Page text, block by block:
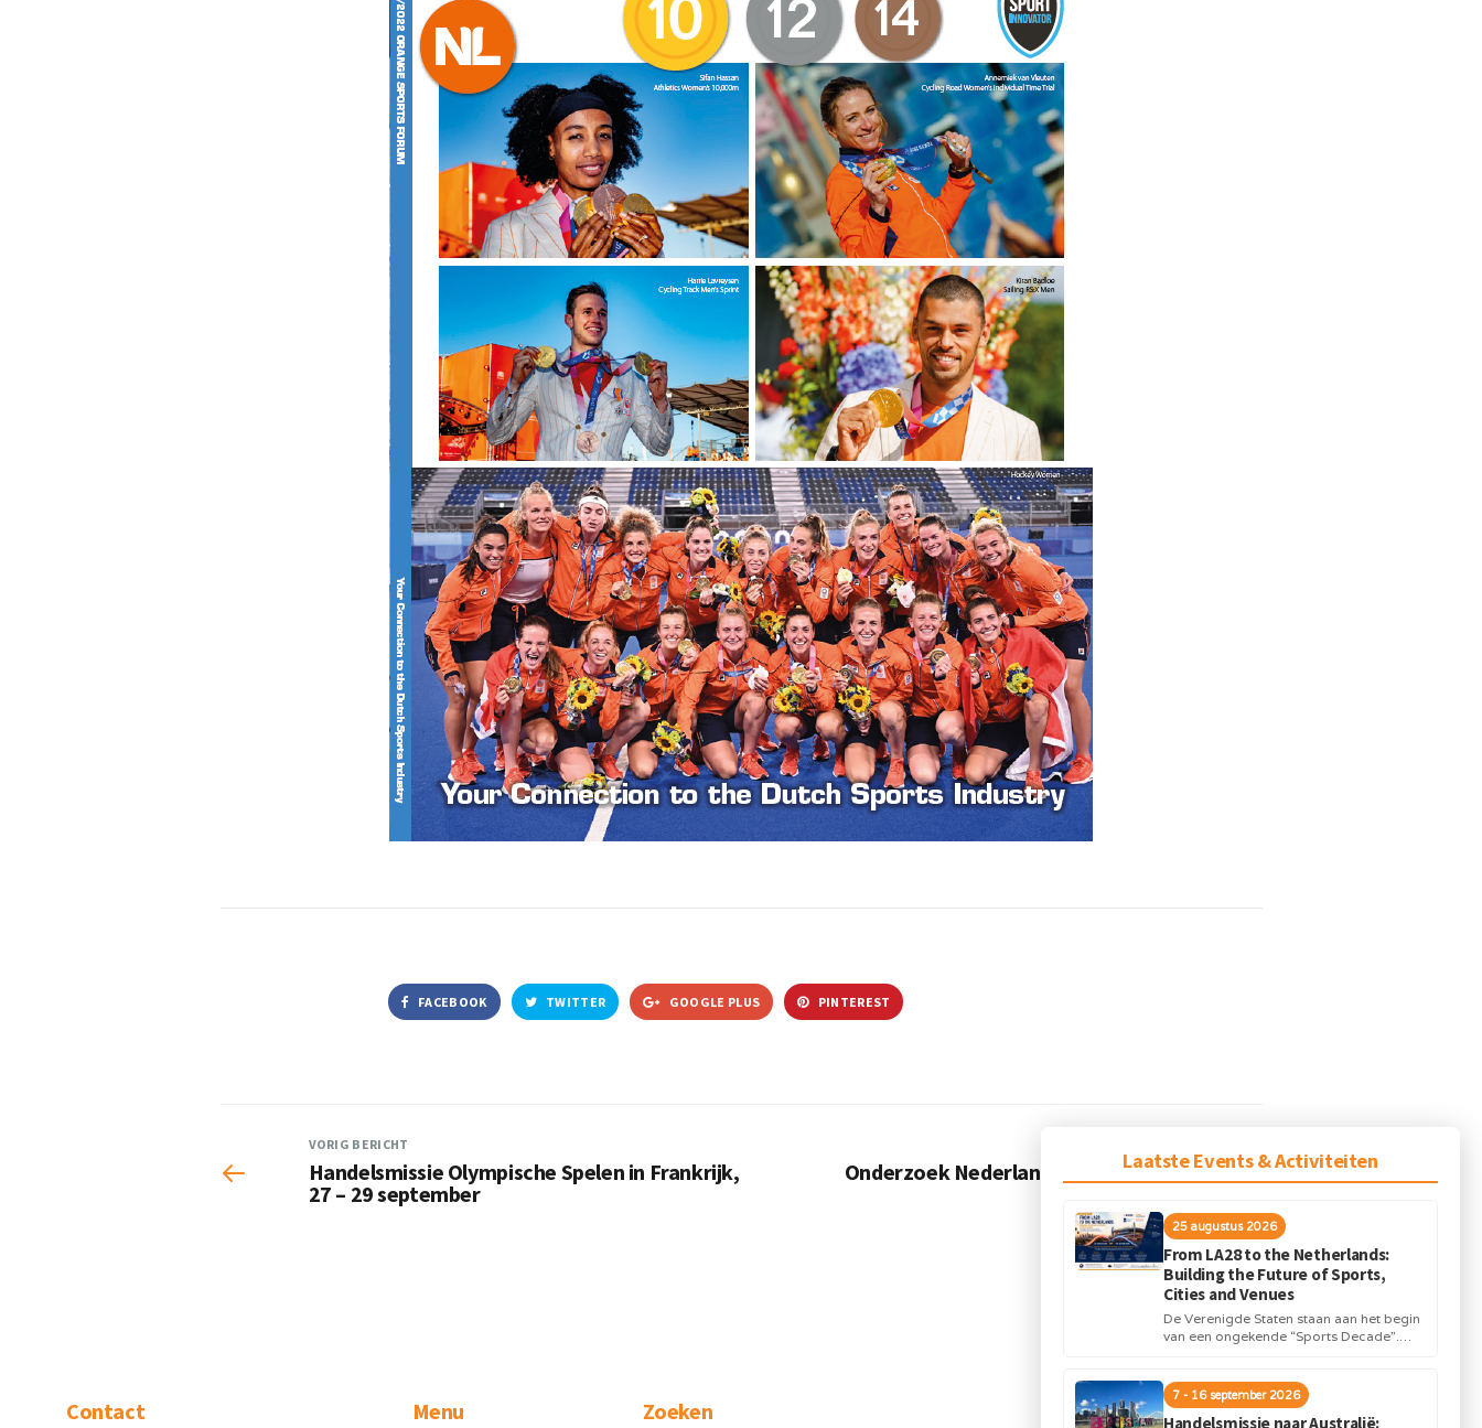
Laatste Events & Activiteiten
25 augustus 2026
From LA28 to the Netherlands:
Building the Future of Sports,
Cities and Venues
De Verenigde Staten staan aan het begin
van een ongekende “Sports Decade”.
infrastructuur...
7 - 16 september 2026
Handelsmissie naar Australië:
FACEBOOK TWITTER GOOGLE PLUS PINTEREST
VORIG BERICHT
Handelsmissie Olympische Spelen in Frankrijk,
27 – 29 september
Onderzoek Nederlandse Sportraad
Contact Menu Zoeken